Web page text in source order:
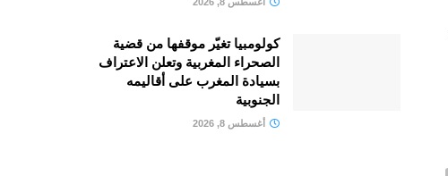
كولومبيا تغيّر موقفها من قضية
الصحراء المغربية وتعلن الاعتراف
بسيادة المغرب على أقاليمه
الجنوبية
أغسطس 8, 2026